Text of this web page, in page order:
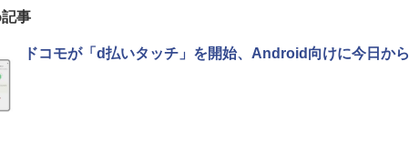
事
ドコモが「d払いタッチ」を開始、Android向けに今日から